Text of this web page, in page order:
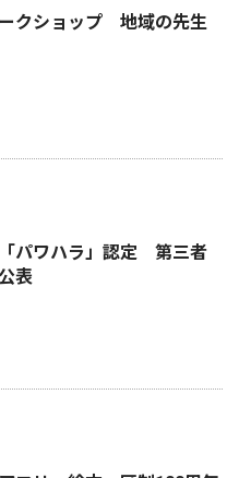
クショップ 地域の先生
パワハラ」認定 第三者
表